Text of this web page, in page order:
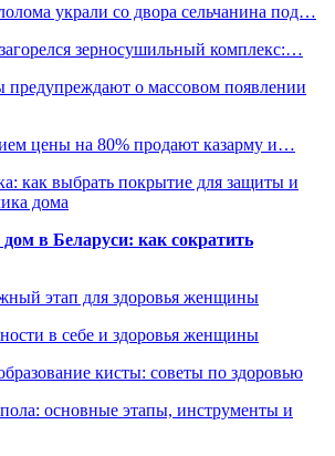
украли со двора сельчанина под…
зерносушильный комплекс:…
о массовом появлении
цены на 80% продают казарму и…
как выбрать покрытие для защиты и
дома
в Беларуси: как сократить
этап для здоровья женщины
в себе и здоровья женщины
кисты: советы по здоровью
основные этапы, инструменты и